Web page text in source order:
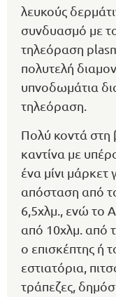
λευκούς
συνδυασμό με
τηλεόραση
πολυτελή
υπνοδωμάτια
τηλεόραση.
Πολύ κοντά στη
καντίνα με
ένα μίνι μάρκετ
απόσταση από
6,5χλμ., ενώ το
από 10χλμ. από
ο επισκέπτης ή
εστιατόρια,
τράπεζες,